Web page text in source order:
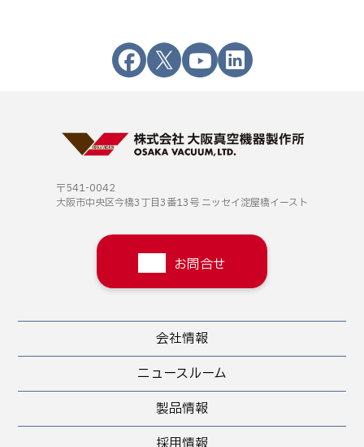
〒541-0042
大阪市中央区今橋3丁目3番13号 ニッセイ淀屋橋イースト
お問合せ
会社情報
ニュースルーム
製品情報